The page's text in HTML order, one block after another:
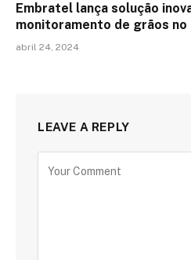
Embratel lança solução
monitoramento de grãos
abril 24, 2024
LEAVE A REPLY